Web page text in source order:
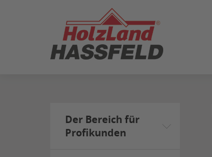
SEITENINHALT
Der Bereich für
Profikunden